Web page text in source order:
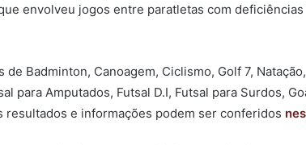
envolveu jogos entre paratletas com
Badminton, Canoagem, Ciclismo, Golf 7,
para Amputados, Futsal D.I, Futsal para Surdos,
resultados e informações podem ser conferidos